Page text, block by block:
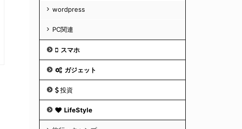
wordpress
PC関連
スマホ
ガジェット
投資
LifeStyle